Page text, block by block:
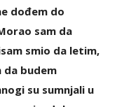
dođem do
sam da
smio da letim,
da budem
su sumnjali u